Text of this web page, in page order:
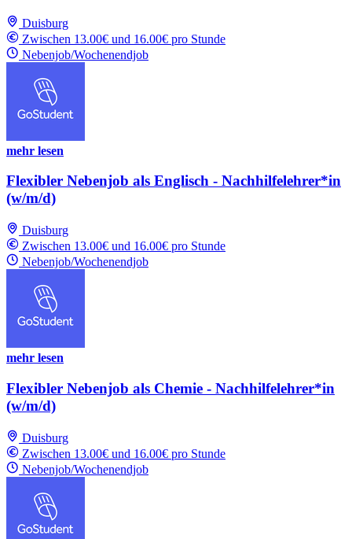
Duisburg
Zwischen 13.00€ und 16.00€ pro Stunde
Nebenjob/Wochenendjob
mehr lesen
Flexibler Nebenjob als Englisch - Nachhilfelehrer*in
(w/m/d)
Duisburg
Zwischen 13.00€ und 16.00€ pro Stunde
Nebenjob/Wochenendjob
mehr lesen
Flexibler Nebenjob als Chemie - Nachhilfelehrer*in
(w/m/d)
Duisburg
Zwischen 13.00€ und 16.00€ pro Stunde
Nebenjob/Wochenendjob